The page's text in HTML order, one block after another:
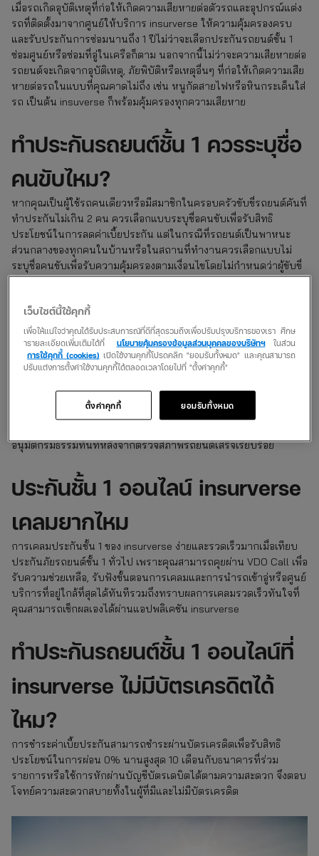
เมื่อรถเกิดอุบัติเหตุที่ก่อให้เกิดความเสียหายต่อตัวรถและอุปกรณ์แต่ง
รถที่ติดตั้งมาจากศูนย์ให้บริการ insurverse ให้ความคุ้มครองครบ
และรับประกันการซ่อมนานถึง 1 ปีไม่ว่าจะเลือกประกันรถยนต์ชั้น 1
ซ่อมศูนย์หรือซ่อมที่อู่ในเครือก็ตาม นอกจากนี้ไม่ว่าจะความเสียหายต่อ
รถยนต์จะเกิดจากอุบัติเหตุ, ภัยพิบัติหรือเหตุอื่นๆ ที่ก่อให้เกิดความเสีย
หายต่อรถในแบบที่คุณคาดไม่ถึง เช่น หนูกัดสายไฟหรือหินกระเด็นใส่
รถ เป็นต้น insuverse ก็พร้อมคุ้มครองทุกความเสียหาย
ทําประกันรถยนต์ชั้น 1 ควรระบุชื่อ
คนขับไหม?
หากคุณเป็นผู้ใช้รถคนเดียวหรือมีสมาชิกในครอบครัวขับขี่รถยนต์คันที่
ทำประกันไม่เกิน 2 คน ควรเลือกแบบระบุชื่อคนขับเพื่อรับสิทธิ
ประโยชน์ในการลดค่าเบี้ยประกัน แต่ในกรณีที่รถยนต์เป็นพาหนะ
ส่วนกลางของทุกคนในบ้านหรือในสถานที่ทำงานควรเลือกแบบไม่
ระบุชื่อคนขับเพื่อรับความคุ้มครองตามเงื่อนไขโดยไม่กำหนดว่าผู้ขับขี่
เป็นใคร
ทําประกันรถยนต์ชั้น 1 ต้องตรวจ
สภาพรถก่อนหรือไม่?
insurverse จำเป็นต้องเข้ารับการตรวจสภาพรถยนต์ใหม่ในครั้งแรก
ก่อนอนุมัติกรมธรรม์เพื่อให้คุณได้รับความคุ้มครองตามเงื่อนไขที่ระบุ
อนุมัติกรมธรรม์ทันทีหลังจากตรวจสภาพรถยนต์เสร็จเรียบร้อย
ประกันชั้น 1 ออนไลน์ insurverse
เคลมยากไหม
การเคลมประกันชั้น 1 ของ insurverse ง่ายและรวดเร็วมากเมื่อเทียบ
ประกันภัยรถยนต์ชั้น 1 ทั่วไป เพราะคุณสามารถคุยผ่าน VDO Call เพื่อ
รับความช่วยเหลือ, รับฟังขั้นตอนการเคลมและการนำรถเข้าอู่หรือศูนย์
บริการที่อยู่ใกล้ที่สุดได้ทันทีรวมถึงทราบผลการเคลมรวดเร็วทันใจที่
คุณสามารถเช็กผลเองได้ผ่านแอปพลิเคชัน insurverse
ทำประกันรถยนต์ชั้น 1 ออนไลน์ที่
insurverse ไม่มีบัตรเครดิตได้
ไหม?
การชำระค่าเบี้ยประกันสามารถชำระผ่านบัตรเครดิตเพื่อรับสิทธิ
ประโยชน์ในการผ่อน 0% นานสูงสุด 10 เดือนกับธนาคารที่ร่วม
รายการหรือใช้การหักผ่านบัญชีบัตรเดบิตได้ตามความสะดวก จึงตอบ
โจทย์ความสะดวกสบายทั้งในผู้ที่มีและไม่มีบัตรเครดิต
เว็บไซต์นี้ใช้คุกกี้
เพื่อให้แน่ใจว่าคุณได้รับประสบการณ์ที่ดีที่สุดรวมถึงเพื่อปรับปรุงบริการของเรา ศึกษ
ารายละเอียดเพิ่มเติมได้ที่
นโยบายคุ้มครองข้อมูลส่วนบุคคลของบริษัทฯในส่วน
การใช้คุกกี้ (cookies) เปิดใช้งานคุกกี้โปรดคลิก "ยอมรับทั้งหมด" และคุณสามารถ
ปรับแต่งการตั้งค่าใช้งานคุกกี้ได้ตลอดเวลาโดยไปที่ "ตั้งค่าคุกกี้"
ยอมรับทั้งหมด
ตั้งค่าคุกกี้